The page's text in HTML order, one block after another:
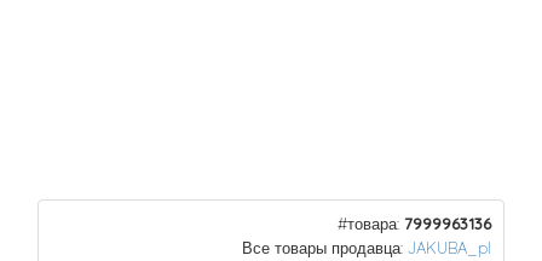
#товара: 7999963136
Все товары продавца: JAKUBA_pl